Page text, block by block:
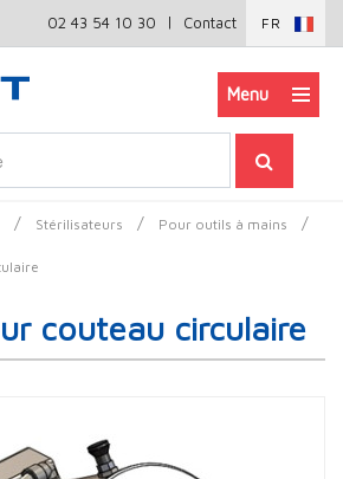
02 43 54 10 30 | Contact FR
Menu
/ Stérilisateurs / Pour outils à mains /
couteau circulaire